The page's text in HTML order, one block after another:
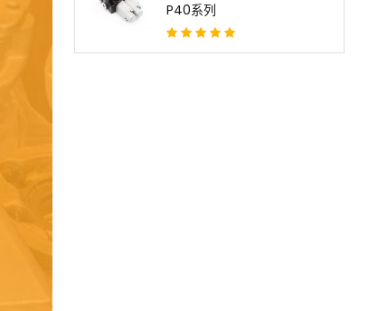
P40系列